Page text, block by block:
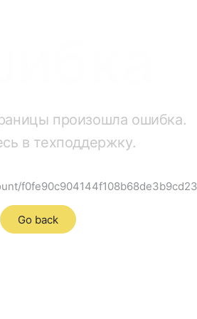
произошла ошибка.
в техподдержку.
Go back